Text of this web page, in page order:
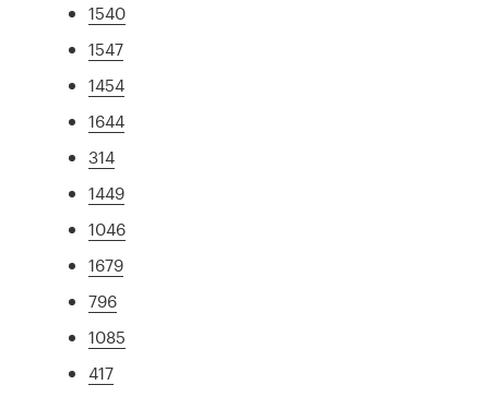
1540
1547
1454
1644
314
1449
1046
1679
796
1085
417